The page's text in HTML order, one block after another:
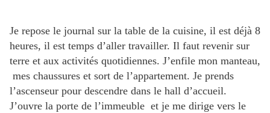
Je repose le journal sur la table de la cuisine, il est déjà 8
heures, il est temps d’aller travailler. Il faut revenir sur
terre et aux activités quotidiennes. J’enfile mon manteau,
mes chaussures et sort de l’appartement. Je prends
l’ascenseur pour descendre dans le hall d’accueil.
J’ouvre la porte de l’immeuble et je me dirige vers le